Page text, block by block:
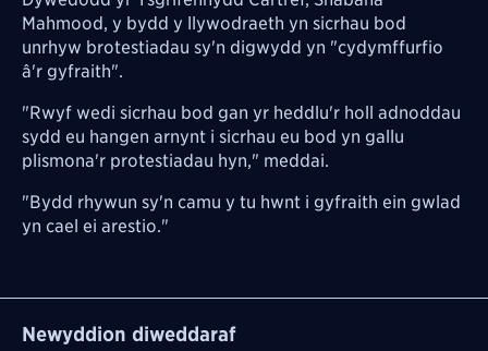
Mahmood, y bydd y llywodraeth yn sicrhau bod
unrhyw brotestiadau sy'n digwydd yn "cydymffurfio
â'r gyfraith".
"Rwyf wedi sicrhau bod gan yr heddlu'r holl adnoddau
sydd eu hangen arnynt i sicrhau eu bod yn gallu
plismona'r protestiadau hyn," meddai.
"Bydd rhywun sy'n camu y tu hwnt i gyfraith ein gwlad
yn cael ei arestio."
Newyddion diweddaraf